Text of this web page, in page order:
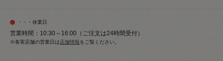
・・・休業日
営業時間：10:30～16:00（ご注文は24時間受付）
※各実店舗の営業日は 店舗情報をご覧ください。